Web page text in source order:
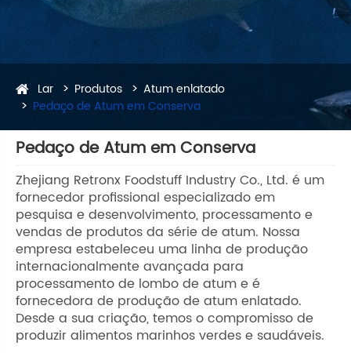
Lar Produtos
Atum enlatado
Pedaço de Atum em Conserva
Pedaço de Atum em Conserva
Zhejiang Retronx Foodstuff Industry Co., Ltd. é um
fornecedor profissional especializado em
pesquisa e desenvolvimento, processamento e
vendas de produtos da série de atum. Nossa
empresa estabeleceu uma linha de produção
internacionalmente avançada para
processamento de lombo de atum e é
fornecedora de produção de atum enlatado.
Desde a sua criação, temos o compromisso de
produzir alimentos marinhos verdes e saudáveis.